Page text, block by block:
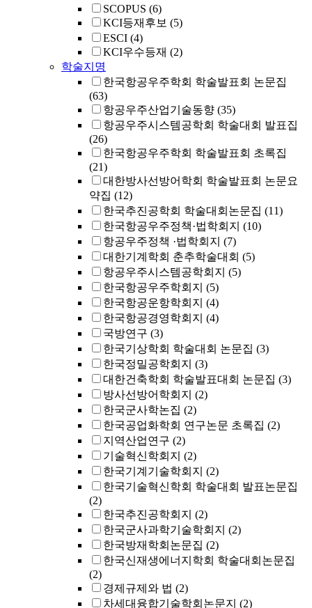
SCOPUS (6)
KCI등재후보 (5)
ESCI (4)
KCI우수등재 (2)
학술지명
한국항공우주학회 학술발표회 논문집
(63)
항공우주산업기술동향 (35)
항공우주시스템공학회 학술대회 발표집
(26)
한국항공우주학회 학술발표회 초록집
(21)
대한방사선방어학회 학술발표회 논문요
약집 (12)
한국추진공학회 학술대회논문집 (11)
한국항공우주정책·법학회지 (10)
항공우주정책 ·법학회지 (7)
대한기계학회 춘추학술대회 (5)
항공우주시스템공학회지 (5)
한국항공우주학회지 (5)
한국항공운항학회지 (4)
한국항공경영학회지 (4)
국방연구 (3)
한국기상학회 학술대회 논문집 (3)
한국정밀공학회지 (3)
대한건축학회 학술발표대회 논문집 (3)
방사선방어학회지 (2)
한국군사학논집 (2)
한국공업화학회 연구논문 초록집 (2)
지역산업연구 (2)
기술혁신학회지 (2)
한국기계기술학회지 (2)
한국기술혁신학회 학술대회 발표논문집
(2)
한국추진공학회지 (2)
한국군사과학기술학회지 (2)
한국방재학회논문집 (2)
한국신재생에너지학회 학술대회논문집
(2)
경제규제와 법 (2)
차세대융합기술학회논문지 (2)